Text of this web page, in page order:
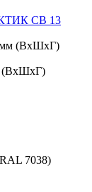
СВ 13
мм (ВхШхГ)
(ВхШхГ)
7038)